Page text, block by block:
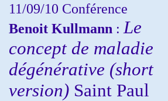
11/09/10 Conférence
Benoit Kullmann : Le
concept de maladie
dégénérative (short
version) Saint Paul